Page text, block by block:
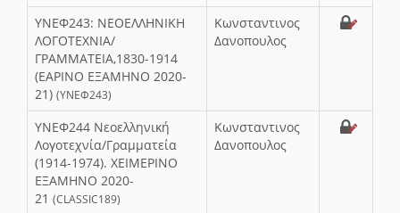
ΥΝΕΦ243: ΝΕΟΕΛΛΗΝΙΚΗ
ΛΟΓΟΤΕΧΝΙΑ/
ΓΡΑΜΜΑΤΕΙΑ,1830-1914
(ΕΑΡΙΝΟ ΕΞΑΜΗΝΟ 2020-
21) (ΥΝΕΦ243)
Κωνσταντινος
Δανοπουλος
ΥΝΕΦ244 Nεοελληνική
Λογοτεχνία/Γραμματεία
(1914-1974). ΧΕΙΜΕΡΙΝΟ
ΕΞΑΜΗΝΟ 2020-
21 (CLASSIC189)
Κωνσταντινος
Δανοπουλος